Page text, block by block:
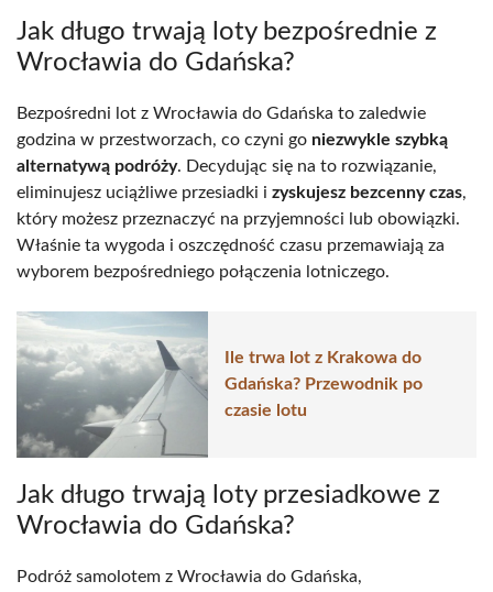
Jak długo trwają loty bezpośrednie z
Wrocławia do Gdańska?
Bezpośredni lot z Wrocławia do Gdańska to zaledwie
godzina w przestworzach, co czyni go niezwykle szybką
alternatywą podróży. Decydując się na to rozwiązanie,
eliminujesz uciążliwe przesiadki i zyskujesz bezcenny czas,
który możesz przeznaczyć na przyjemności lub obowiązki.
Właśnie ta wygoda i oszczędność czasu przemawiają za
wyborem bezpośredniego połączenia lotniczego.
Ile trwa lot z Krakowa do
Gdańska? Przewodnik po
czasie lotu
Jak długo trwają loty przesiadkowe z
Wrocławia do Gdańska?
Podróż samolotem z Wrocławia do Gdańska,